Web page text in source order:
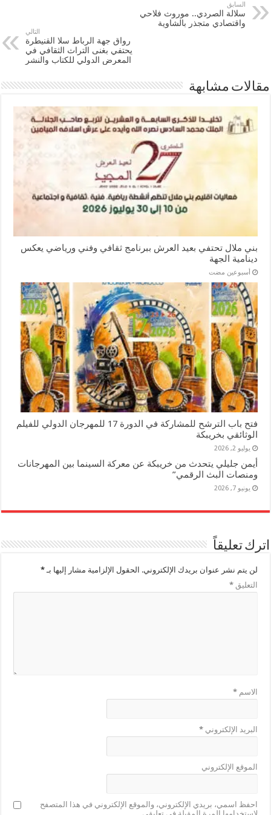
السابق
سلالة الصردي.. موروث فلاحي
واقتصادي متجذر بالشاوية
التالي
رواق جهة الرباط سلا القنيطرة
يحتفي بغنى التراث الثقافي في
المعرض الدولي للكتاب والنشر
مقالات مشابهة
بني ملال تحتفي بعيد العرش ببرنامج ثقافي وفني ورياضي يعكس
دينامية الجهة
‏أسبوعين مضت
فتح باب الترشح للمشاركة في الدورة 17 للمهرجان الدولي للفيلم
الوثائقي بخريبكة
يوليو 2, 2026
أيمن جليلي يتحدث من خريبكة عن معركة السينما بين المهرجانات
ومنصات البث الرقمي”
يونيو 7, 2026
اترك تعليقاً
لن يتم نشر عنوان بريدك الإلكتروني. الحقول الإلزامية مشار إليها بـ*
التعليق*
الاسم*
البريد الإلكتروني*
الموقع الإلكتروني
احفظ اسمي، بريدي الإلكتروني، والموقع الإلكتروني في هذا المتصفح